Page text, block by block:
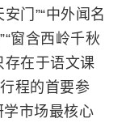
门”“中外闻名
窗含西岭千秋
在于语文课
程的首要参
市场最核心